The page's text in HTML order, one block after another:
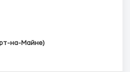
на-Майне)